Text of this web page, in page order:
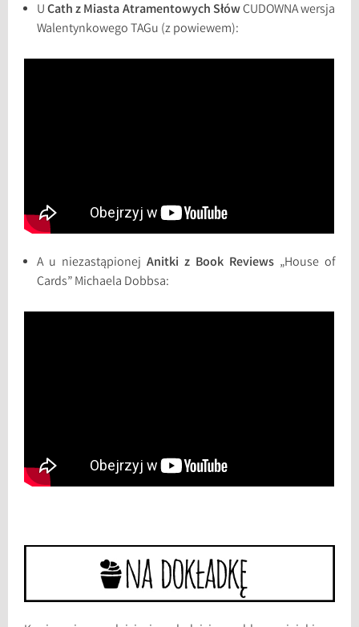
UCath z Miasta Atramentowych SłówCUDOWNA wersja
Walentynkowego TAGu (z powiewem):
A u niezastąpionejAnitki z Book Reviews„House of
Cards” Michaela Dobbsa: